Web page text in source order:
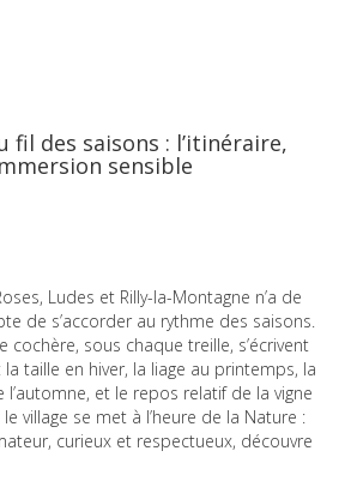
fil des saisons : l’itinéraire,
sensible
Ludes et Rilly-la-Montagne n’a de
de s’accorder au rythme des saisons.
cochère, sous chaque treille, s’écrivent
taille en hiver, la liage au printemps, la
et le repos relatif de la vigne
village se met à l’heure de la Nature :
curieux et respectueux, découvre